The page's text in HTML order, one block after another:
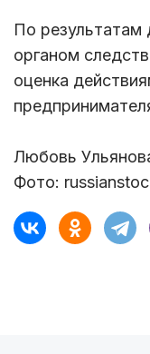
По результатам
органом
оценка
Любовь
Фото: